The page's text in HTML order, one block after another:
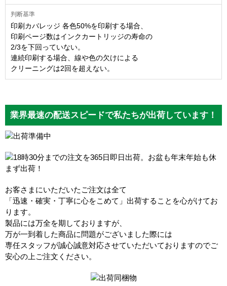
印刷カバレッジ 各色50%を印刷する場合、
印刷ページ数はインクカートリッジの寿命の
2/3を下回っていない。
連続印刷する場合、線や色の欠けによる
クリーニングは2回を超えない。
業界最速の配送スピードで私たちが出荷しています！
お客さまにいただいたご注文は全て
「迅速・確実・丁寧に心をこめて」出荷することを心がけてお
ります。
製品には万全を期しておりますが、
万が一到着した商品に問題がございました際には
専任スタッフが誠心誠意対応させていただいておりますのでご
安心の上ご注文ください。